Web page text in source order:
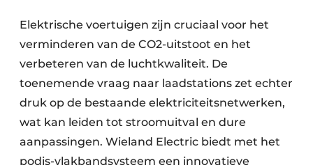
Elektrische voertuigen zijn cruciaal voor het
verminderen van de CO2-uitstoot en het
verbeteren van de luchtkwaliteit. De
toenemende vraag naar laadstations zet echter
druk op de bestaande elektriciteitsnetwerken,
wat kan leiden tot stroomuitval en dure
aanpassingen. Wieland Electric biedt met het
podis-vlakbandsysteem een innovatieve